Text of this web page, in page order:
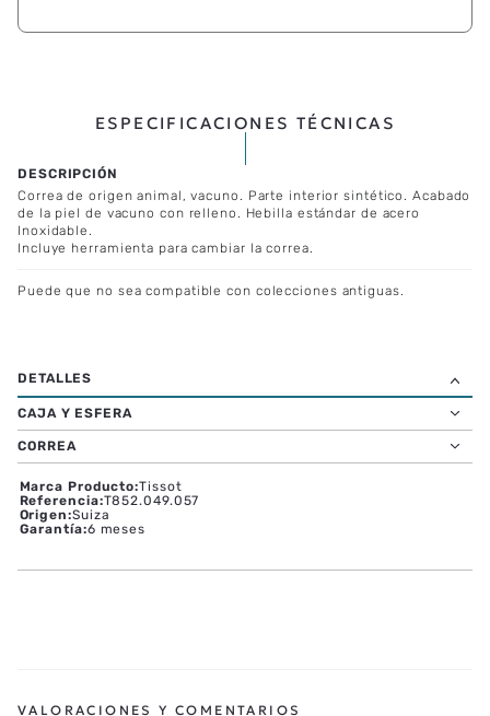
ESPECIFICACIONES TÉCNICAS
Correa de origen animal, vacuno. Parte interior sintético. Acabado
de la piel de vacuno con relleno. Hebilla estándar de acero
Inoxidable.
Incluye herramienta para cambiar la correa.
Puede que no sea compatible con colecciones antiguas.
CAJA Y ESFERA
CORREA
Marca Producto:Tissot
Referencia:T852.049.057
Origen:Suiza
Garantía:6 meses